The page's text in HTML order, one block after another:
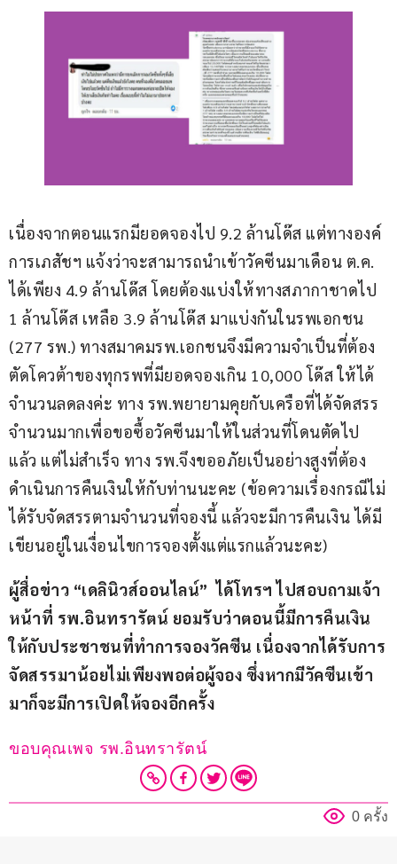
เนื่องจากตอนแรกมียอดจองไป 9.2 ล้านโด๊ส แต่ทางองค์
การเภสัชฯ แจ้งว่าจะสามารถนำเข้าวัคซีนมาเดือน ต.ค.
ได้เพียง 4.9 ล้านโด๊ส โดยต้องแบ่งให้ทางสภากาชาดไป
1 ล้านโด๊ส เหลือ 3.9 ล้านโด๊ส มาแบ่งกันในรพเอกชน
(277 รพ.) ทางสมาคมรพ.เอกชนจึงมีความจำเป็นที่ต้อง
ตัดโควต้าของทุกรพที่มียอดจองเกิน 10,000 โด๊ส ให้ได้
จำนวนลดลงค่ะ ทาง รพ.พยายามคุยกับเครือที่ได้จัดสรร
จำนวนมากเพื่อขอซื้อวัคซีนมาให้ในส่วนที่โดนตัดไป
แล้ว แต่ไม่สำเร็จ ทาง รพ.จึงขออภัยเป็นอย่างสูงที่ต้อง
ดำเนินการคืนเงินให้กับท่านนะคะ (ข้อความเรื่องกรณีไม่
ได้รับจัดสรรตามจำนวนที่จองนี้ แล้วจะมีการคืนเงิน ได้มี
เขียนอยู่ในเงื่อนไขการจองตั้งแต่แรกแล้วนะคะ)
ผู้สื่อข่าว “เดลินิวส์ออนไลน์”  ได้โทรฯ ไปสอบถามเจ้า
หน้าที่ รพ.อินทรารัตน์ ยอมรับว่าตอนนี้มีการคืนเงิน
ให้กับประชาชนที่ทำการจองวัคซีน เนื่องจากได้รับการ
จัดสรรมาน้อยไม่เพียงพอต่อผู้จอง ซึ่งหากมีวัคซีนเข้า
มาก็จะมีการเปิดให้จองอีกครั้ง
ขอบคุณเพจ รพ.อินทรารัตน์
0 ครั้ง